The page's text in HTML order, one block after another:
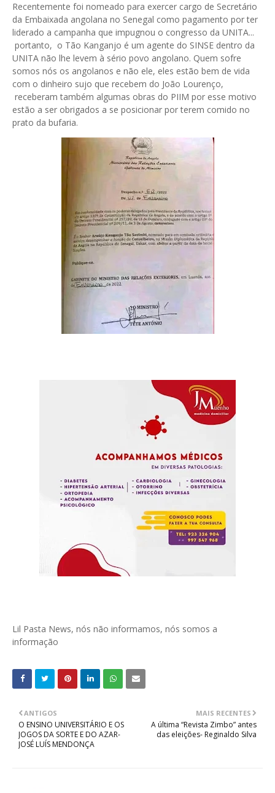
Recentemente foi nomeado para exercer cargo de Secretário
da Embaixada angolana no Senegal como pagamento por ter
liderado a campanha que impugnou o congresso da UNITA...
portanto, o Tão Kanganjo é um agente do SINSE dentro da
UNITA não lhe levem à sério povo angolano. Quem sofre
somos nós os angolanos e não ele, eles estão bem de vida
com o dinheiro sujo que recebem do João Lourenço,
receberam também algumas obras do PIIM por esse motivo
estão a ser obrigados a se posicionar por terem comido no
prato da bufaria.
Lil Pasta News, nós não informamos, nós somos a
informação
MAIS RECENTES
A última “Revista Zimbo” antes
das eleições- Reginaldo Silva
ANTIGOS
O ENSINO UNIVERSITÁRIO E OS
JOGOS DA SORTE E DO AZAR-
JOSÉ LUÍS MENDONÇA